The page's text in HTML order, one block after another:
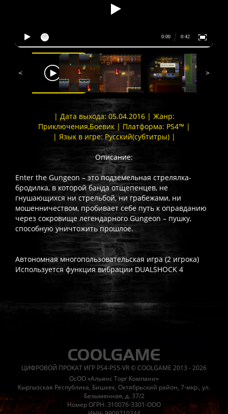
< >
| Дата выхода: 05.04.2016 | Жанр:
Приключения,Боевик | Платформа: PS4™ |
| Язык в игре: Русский(субтитры) |
Описание:
Enter the Gungeon – это подземельная стрелялка-
бродилка, в которой банда отщепенцев, не
гнушающихся ни стрельбой, ни грабежами, ни
мошенничеством, пробивает себе путь к оправданию
через сокровище легендарного Gungeon – пушку,
способную уничтожить прошлое.
Автономная многопользовательская игра (2 игрока)
Используется функция вибрации DUALSHOCK 4
Часто спрашивают
Работает ли русский язык? Если локализация игры для
Что если игра не запускается?Свяжитесь с нашей
Есть ли поддержка после покупки?Да, наша поддержка
ЦИФРОВОЙ ПРОКАТ ИГР PS4-PS5-VR © COOLGAME 2013 - 2026
ОсОО «Альянс Торг Компани»
Кыргызская Республика, Бишкек, Октябрьский район, 7-мкр., ул.
Безымянная, д. 37/2
Номер ОГРН: 310076-3301-ООО